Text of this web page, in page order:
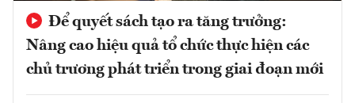
Để quyết sách tạo ra tăng trưởng:
Nâng cao hiệu quả tổ chức thực hiện các
chủ trương phát triển trong giai đoạn mới